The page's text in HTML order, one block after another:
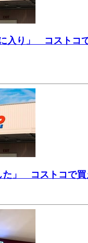
に入り」 コストコ
た」 コストコで